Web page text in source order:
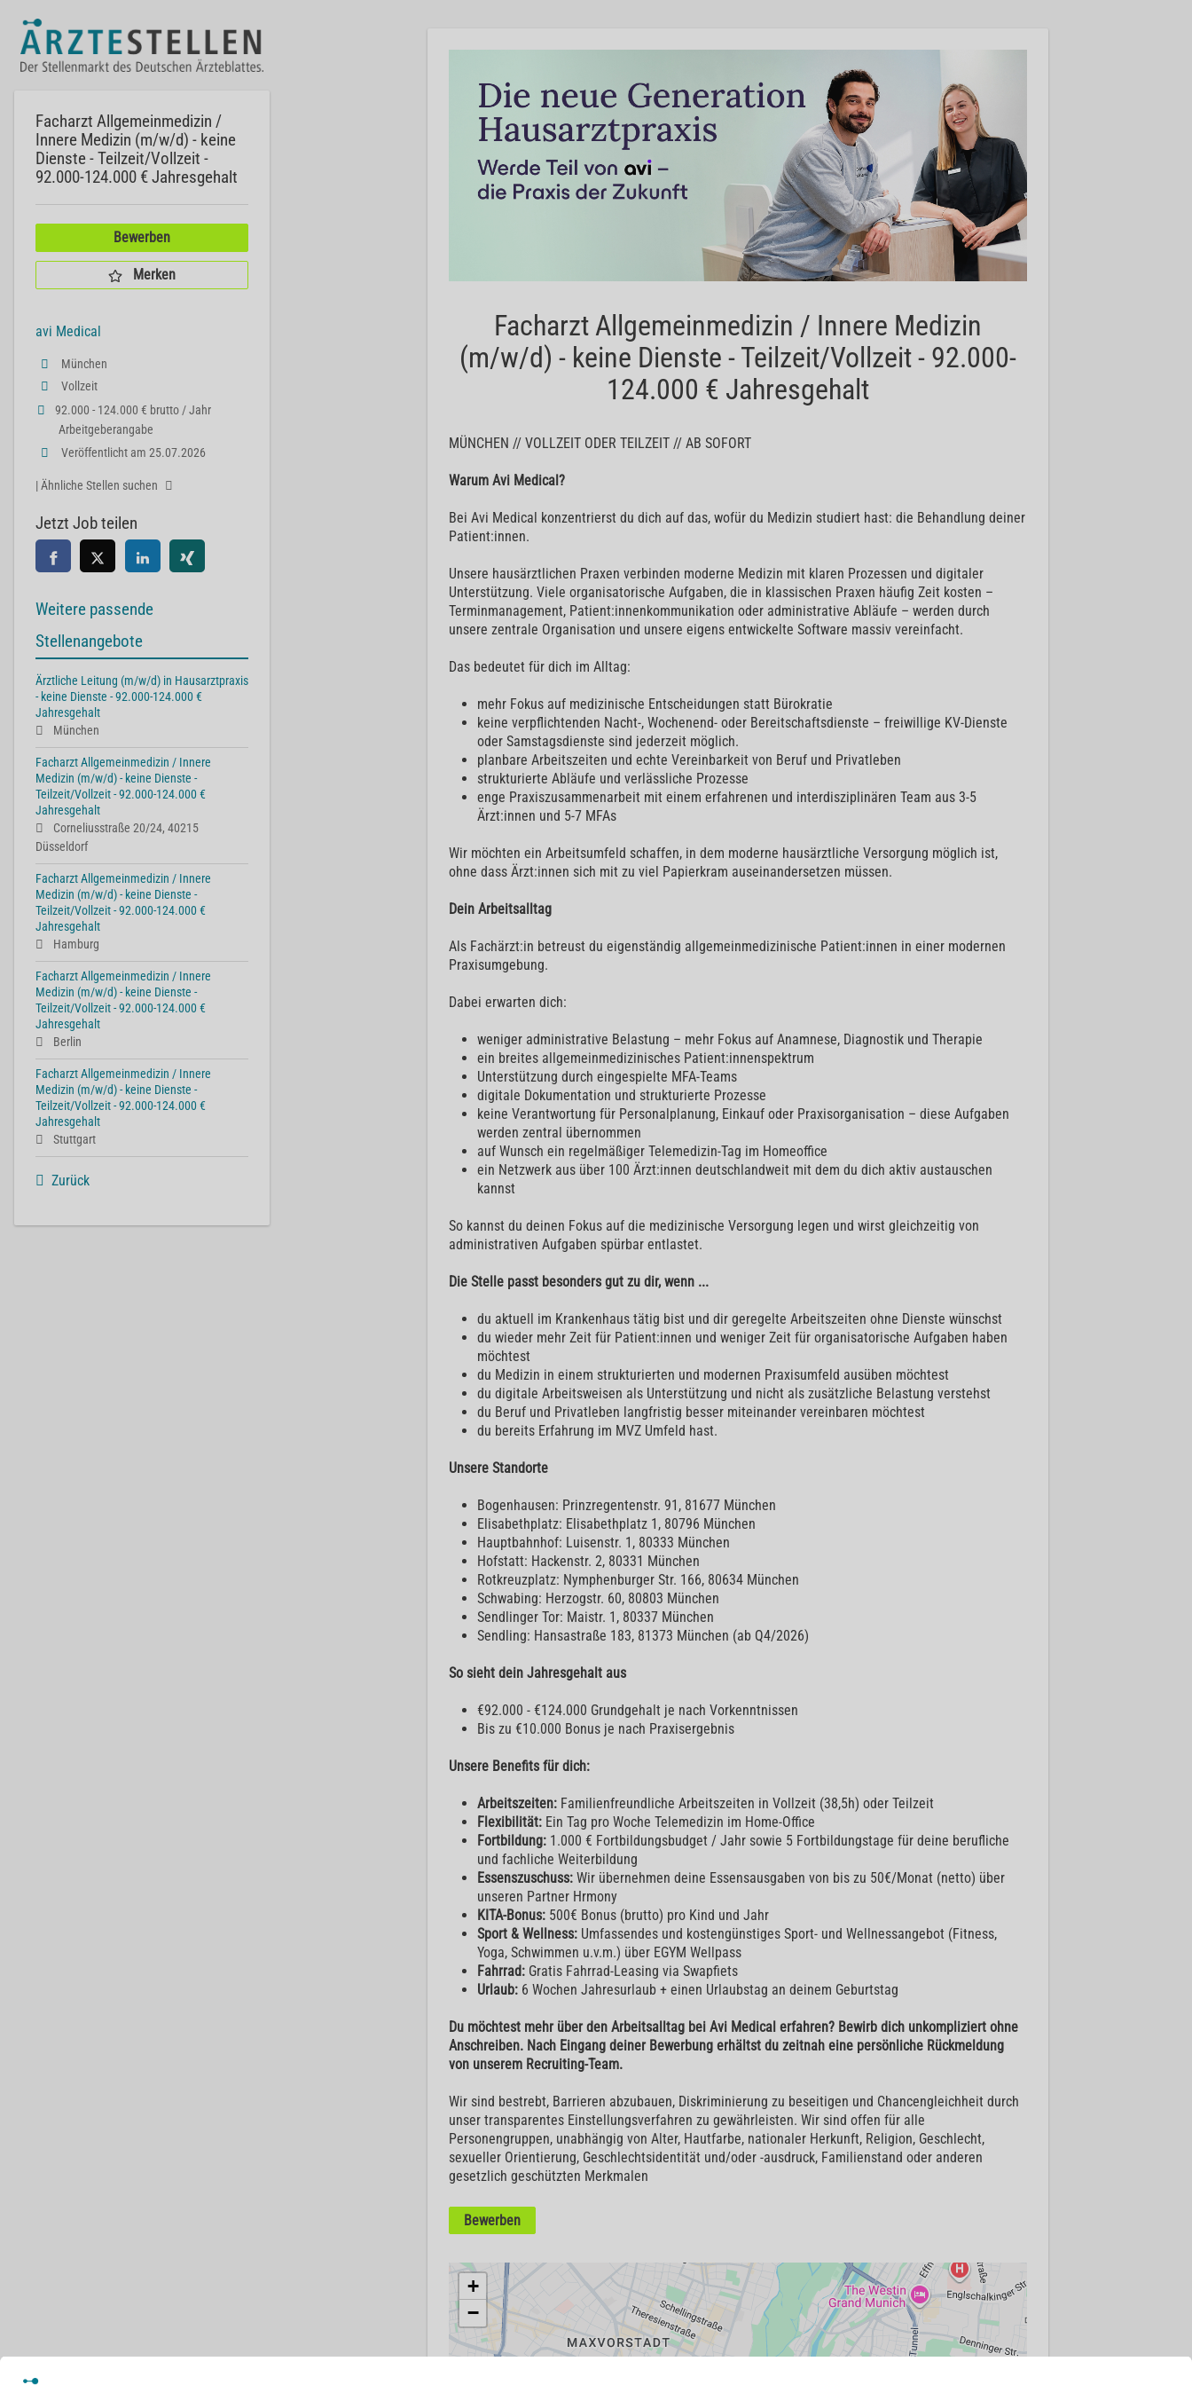
Facharzt Allgemeinmedizin / Innere Medizin
(m/w/d) - keine Dienste - Teilzeit/Vollzeit - 92.000-
124.000 € Jahresgehalt
MÜNCHEN // VOLLZEIT ODER TEILZEIT // AB SOFORT
Warum Avi Medical?
Bei Avi Medical konzentrierst du dich auf das, wofür du Medizin studiert hast: die Behandlung deiner
Patient:innen.
Unsere hausärztlichen Praxen verbinden moderne Medizin mit klaren Prozessen und digitaler
Unterstützung. Viele organisatorische Aufgaben, die in klassischen Praxen häufig Zeit kosten –
Terminmanagement, Patient:innenkommunikation oder administrative Abläufe – werden durch
unsere zentrale Organisation und unsere eigens entwickelte Software massiv vereinfacht.
Das bedeutet für dich im Alltag:
mehr Fokus auf medizinische Entscheidungen statt Bürokratie
keine verpflichtenden Nacht-, Wochenend- oder Bereitschaftsdienste – freiwillige KV-Dienste
oder Samstagsdienste sind jederzeit möglich.
planbare Arbeitszeiten und echte Vereinbarkeit von Beruf und Privatleben
strukturierte Abläufe und verlässliche Prozesse
enge Praxiszusammenarbeit mit einem erfahrenen und interdisziplinären Team aus 3-5
Ärzt:innen und 5-7 MFAs
Wir möchten ein Arbeitsumfeld schaffen, in dem moderne hausärztliche Versorgung möglich ist,
ohne dass Ärzt:innen sich mit zu viel Papierkram auseinandersetzen müssen.
Dein Arbeitsalltag
Als Fachärzt:in betreust du eigenständig allgemeinmedizinische Patient:innen in einer modernen
Praxisumgebung.
Dabei erwarten dich:
weniger administrative Belastung – mehr Fokus auf Anamnese, Diagnostik und Therapie
ein breites allgemeinmedizinisches Patient:innenspektrum
Unterstützung durch eingespielte MFA-Teams
digitale Dokumentation und strukturierte Prozesse
keine Verantwortung für Personalplanung, Einkauf oder Praxisorganisation – diese Aufgaben
werden zentral übernommen
auf Wunsch ein regelmäßiger Telemedizin-Tag im Homeoffice
ein Netzwerk aus über 100 Ärzt:innen deutschlandweit mit dem du dich aktiv austauschen
kannst
So kannst du deinen Fokus auf die medizinische Versorgung legen und wirst gleichzeitig von
administrativen Aufgaben spürbar entlastet.
Die Stelle passt besonders gut zu dir, wenn ...
du aktuell im Krankenhaus tätig bist und dir geregelte Arbeitszeiten ohne Dienste wünschst
du wieder mehr Zeit für Patient:innen und weniger Zeit für organisatorische Aufgaben haben
möchtest
du Medizin in einem strukturierten und modernen Praxisumfeld ausüben möchtest
du digitale Arbeitsweisen als Unterstützung und nicht als zusätzliche Belastung verstehst
du Beruf und Privatleben langfristig besser miteinander vereinbaren möchtest
du bereits Erfahrung im MVZ Umfeld hast.
Unsere Standorte
Bogenhausen: Prinzregentenstr. 91, 81677 München
Elisabethplatz: Elisabethplatz 1, 80796 München
Hauptbahnhof: Luisenstr. 1, 80333 München
Hofstatt: Hackenstr. 2, 80331 München
Rotkreuzplatz: Nymphenburger Str. 166, 80634 München
Schwabing: Herzogstr. 60, 80803 München
Sendlinger Tor: Maistr. 1, 80337 München
Sendling: Hansastraße 183, 81373 München (ab Q4/2026)
So sieht dein Jahresgehalt aus
€92.000 - €124.000 Grundgehalt je nach Vorkenntnissen
Bis zu €10.000 Bonus je nach Praxisergebnis
Unsere Benefits für dich:
Arbeitszeiten: Familienfreundliche Arbeitszeiten in Vollzeit (38,5h) oder Teilzeit
Flexibilität: Ein Tag pro Woche Telemedizin im Home-Office
Fortbildung: 1.000 € Fortbildungsbudget / Jahr sowie 5 Fortbildungstage für deine berufliche
und fachliche Weiterbildung
Essenszuschuss: Wir übernehmen deine Essensausgaben von bis zu 50€/Monat (netto) über
unseren Partner Hrmony
KITA-Bonus: 500€ Bonus (brutto) pro Kind und Jahr
Sport & Wellness: Umfassendes und kostengünstiges Sport- und Wellnessangebot (Fitness,
Yoga, Schwimmen u.v.m.) über EGYM Wellpass
Fahrrad: Gratis Fahrrad-Leasing via Swapfiets
Urlaub: 6 Wochen Jahresurlaub + einen Urlaubstag an deinem Geburtstag
Du möchtest mehr über den Arbeitsalltag bei Avi Medical erfahren? Bewirb dich unkompliziert ohne
Anschreiben. Nach Eingang deiner Bewerbung erhältst du zeitnah eine persönliche Rückmeldung
von unserem Recruiting-Team.
Wir sind bestrebt, Barrieren abzubauen, Diskriminierung zu beseitigen und Chancengleichheit durch
unser transparentes Einstellungsverfahren zu gewährleisten. Wir sind offen für alle
Personengruppen, unabhängig von Alter, Hautfarbe, nationaler Herkunft, Religion, Geschlecht,
sexueller Orientierung, Geschlechtsidentität und/oder -ausdruck, Familienstand oder anderen
gesetzlich geschützten Merkmalen
Bewerben
+
−
Facharzt Allgemeinmedizin /
Innere Medizin (m/w/d) - keine
Dienste - Teilzeit/Vollzeit -
92.000-124.000 € Jahresgehalt
Bewerben
Merken
avi Medical
München
Vollzeit
92.000 - 124.000 € brutto / Jahr
Arbeitgeberangabe
Veröffentlicht am 25.07.2026
| Ähnliche Stellen suchen
Jetzt Job teilen
Weitere passende
Stellenangebote
Ärztliche Leitung (m/w/d) in Hausarztpraxis
- keine Dienste - 92.000-124.000 €
Jahresgehalt
München
Facharzt Allgemeinmedizin / Innere
Medizin (m/w/d) - keine Dienste -
Teilzeit/Vollzeit - 92.000-124.000 €
Jahresgehalt
Corneliusstraße 20/24, 40215
Düsseldorf
Facharzt Allgemeinmedizin / Innere
Medizin (m/w/d) - keine Dienste -
Teilzeit/Vollzeit - 92.000-124.000 €
Jahresgehalt
Hamburg
Facharzt Allgemeinmedizin / Innere
Medizin (m/w/d) - keine Dienste -
Teilzeit/Vollzeit - 92.000-124.000 €
Jahresgehalt
Berlin
Facharzt Allgemeinmedizin / Innere
Medizin (m/w/d) - keine Dienste -
Teilzeit/Vollzeit - 92.000-124.000 €
Jahresgehalt
Stuttgart
Zurück